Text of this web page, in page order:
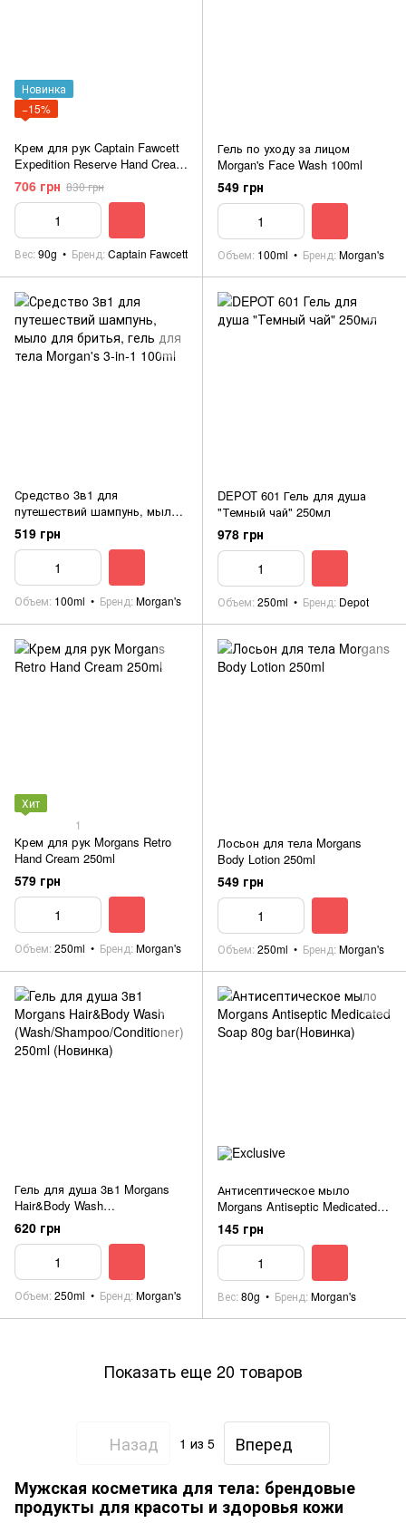
Новинка
−15%
Крем для рук Captain Fawcett
Expedition Reserve Hand Cream
90gr
706 грн 830 грн
Вес 90g Бренд Captain Fawcett
Гель по уходу за лицом
Morgan's Face Wash 100ml
549 грн
Объем 100ml Бренд Morgan's
Средство 3в1 для
путешествий шампунь, мыло
для бритья, гель для тела
Morgan's 3-in-1 100ml
519 грн
Объем 100ml Бренд Morgan's
DEPOT 601 Гель для душа
"Темный чай" 250мл
978 грн
Объем 250ml Бренд Depot
Хит
1
Крем для рук Morgans Retro
Hand Cream 250ml
579 грн
Объем 250ml Бренд Morgan's
Лосьон для тела Morgans
Body Lotion 250ml
549 грн
Объем 250ml Бренд Morgan's
Гель для душа 3в1 Morgans
Hair&Body Wash
(Wash/Shampoo/Conditioner)
250ml (Новинка)
620 грн
Объем 250ml Бренд Morgan's
Антисептическое мыло
Morgans Antiseptic Medicated
Soap 80g bar(Новинка)
145 грн
Вес 80g Бренд Morgan's
Показать еще 20 товаров
Назад 1 из 5
Вперед
Мужская косметика для тела: брендовые
продукты для красоты и здоровья кожи